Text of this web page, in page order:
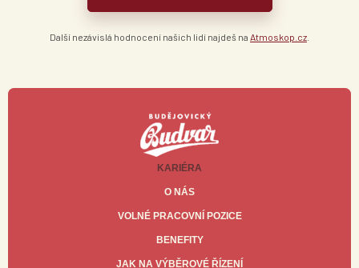
Další nezávislá hodnocení našich lidí najdeš na Atmoskop.cz
KARIÉRA
O NÁS
VOLNÉ PRACOVNÍ POZICE
BENEFITY
JAK NA VÝBĚROVÉ ŘÍZENÍ